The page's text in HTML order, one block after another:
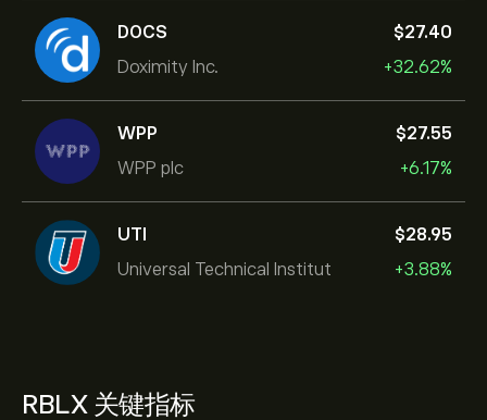
DOCS
Doximity Inc.
‎$‎27.40
+32.62%
WPP
WPP plc
‎$‎27.55
+6.17%
UTI
Universal Technical Institut
‎$‎28.95
+3.88%
RBLX 关键指标